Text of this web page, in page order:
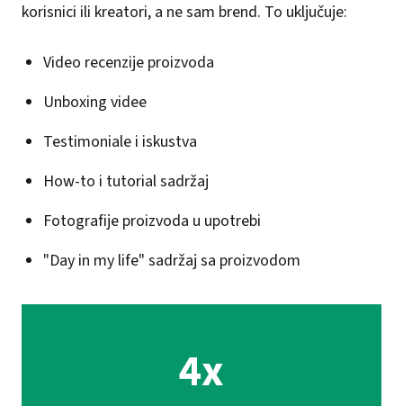
korisnici ili kreatori, a ne sam brend. To uključuje:
Video recenzije proizvoda
Unboxing videe
Testimoniale i iskustva
How-to i tutorial sadržaj
Fotografije proizvoda u upotrebi
"Day in my life" sadržaj sa proizvodom
4x